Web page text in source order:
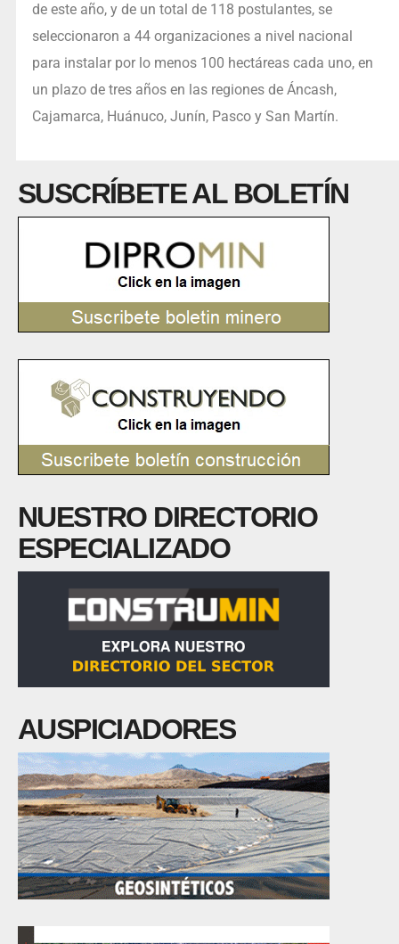
de este año, y de un total de 118 postulantes, se
seleccionaron a 44 organizaciones a nivel nacional
para instalar por lo menos 100 hectáreas cada uno, en
un plazo de tres años en las regiones de Áncash,
Cajamarca, Huánuco, Junín, Pasco y San Martín.
SUSCRÍBETE AL BOLETÍN
NUESTRO DIRECTORIO
ESPECIALIZADO
AUSPICIADORES